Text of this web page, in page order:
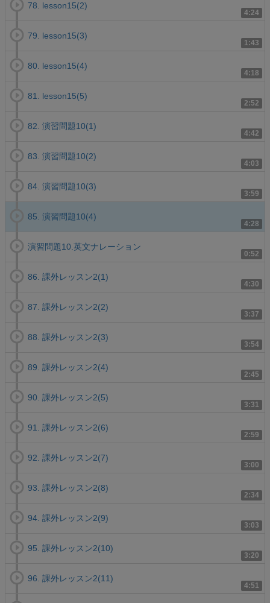
4:24
78. lesson15(2)
1:43
79. lesson15(3)
4:18
80. lesson15(4)
2:52
81. lesson15(5)
4:42
82. 演習問題10(1)
4:03
83. 演習問題10(2)
3:59
84. 演習問題10(3)
4:28
85. 演習問題10(4)
0:52
演習問題10.英文ナレーション
4:30
86. 課外レッスン2(1)
3:37
87. 課外レッスン2(2)
3:54
88. 課外レッスン2(3)
2:45
89. 課外レッスン2(4)
3:31
90. 課外レッスン2(5)
2:59
91. 課外レッスン2(6)
3:00
92. 課外レッスン2(7)
2:34
93. 課外レッスン2(8)
3:03
94. 課外レッスン2(9)
3:20
95. 課外レッスン2(10)
4:51
96. 課外レッスン2(11)